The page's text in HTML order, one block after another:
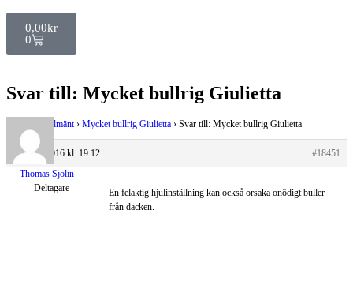
0,00kr
0
Svar till: Mycket bullrig Giulietta
Allmänt › Mycket bullrig Giulietta › Svar till: Mycket bullrig Giulietta
15 april, 2016 kl. 19:12
#18451
Thomas Sjölin
Deltagare
En felaktig hjulinställning kan också orsaka onödigt buller
från däcken.